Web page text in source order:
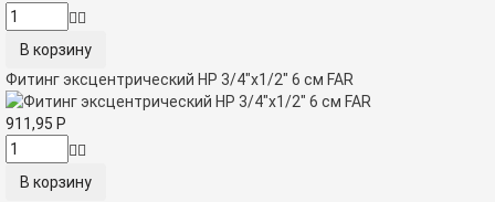
Фитинг эксцентрический НР 3/4"х1/2" 6 см FAR
911,95 Р